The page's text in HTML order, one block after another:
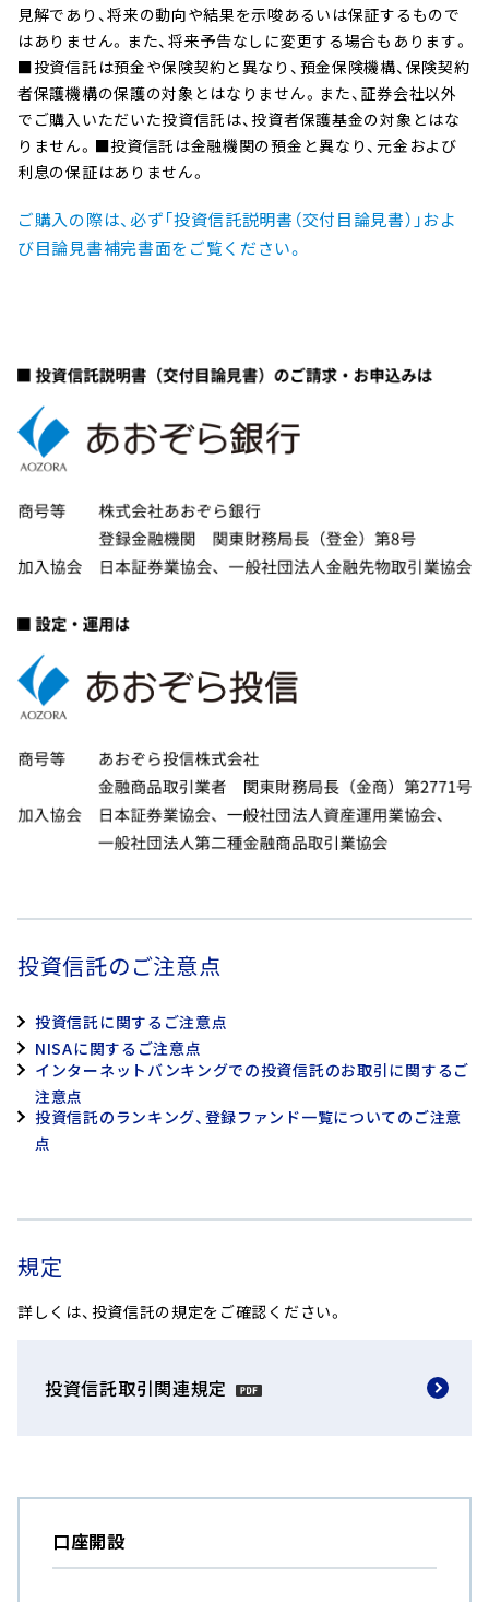
本ファンドは実質的に一部、日本の中小型株式に投資を行う場
合がありますので、流動性リスクを伴います。中小型株式は、一
般に株式市場全体の平均に比べ市場規模や取引量が少ないた
め、経済状況の悪化や、本ファンドに大量の設定解約が生じた場
合等には、市場実勢から期待される価格や評価価格通りに取引
できない可能性があり、本ファンドの基準価額の下落要因とな
る場合があります。
投資対象ファンドの戦略に関する注意事項については、請求目論見書等でご確認く
ださい。
購入・換金
申込不可日
バミューダの銀行休業日かつニ
ューヨークの銀行休業日または
委託会社の定める休業日
信託期間
受益権の総口数が10億口を下回
償還となる場合があります。
決算日
毎年11月20日（ただし、休業日の
年1回(11月20日)の決算時に原
則として収益の分配を行いま
があります。
扱われます。
公募株式投資信託は税法上、一
定の要件を満たした場合に
NISA(少額投資非課税制度)の適
枠(特定非課税管理勘定)」の対象
が異なる場合があります。詳し
ください。
税法が改正された場合等には変更される
場合があります。
信託財産留保額 なし
投資者が信託財産で間接的に負担する費用
運用管理費用（信託報酬）
項目
（信託報酬）※1
② 投資対象とする
投資信託証券の運用報
実質的な負担※3
報酬は運用状況
せん。
上記は目安であり
その他の
に運用状況等に応じて
示することができません。
見解であり、将来の動向や結果を示唆あるいは保証するもので
はありません。また、将来予告なしに変更する場合もあります。
■投資信託は預金や保険契約と異なり、預金保険機構、保険契約
者保護機構の保護の対象とはなりません。また、証券会社以外
でご購入いただいた投資信託は、投資者保護基金の対象とはな
りません。■投資信託は金融機関の預金と異なり、元金および
利息の保証はありません。
ご購入の際は、必ず「投資信託説明書（交付目論見書）」およ
び目論見書補完書面をご覧ください。
投資信託のご注意点
投資信託に関するご注意点
NISAに関するご注意点
インターネットバンキングでの投資信託のお取引に関するご
注意点
投資信託のランキング、登録ファンド一覧についてのご注意
点
規定
詳しくは、投資信託の規定をご確認ください。
投資信託取引関連規定
口座開設